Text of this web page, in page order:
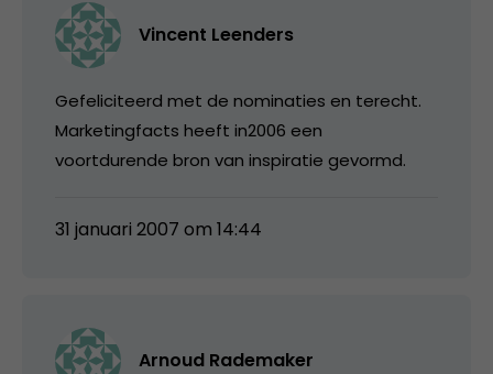
Vincent Leenders
Gefeliciteerd met de nominaties en terecht.
Marketingfacts heeft in2006 een
voortdurende bron van inspiratie gevormd.
31 januari 2007 om 14:44
Arnoud Rademaker